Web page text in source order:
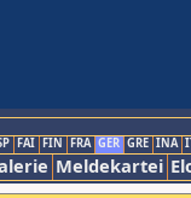
FAI FIN FRA GER GRE INA
Meldekartei